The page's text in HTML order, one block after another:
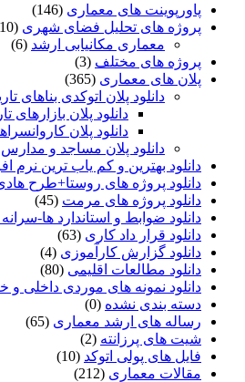
پاورپوینت های معماری (146)
پروژه های تحلیل فضای شهری (10)
معماری مکانیابی ارشد (6)
پروژه های مختلف (3)
پلان های معماری (365)
دانلود پلان اتوکدی بناهای
دانلود پلان بازارهای
دانلود پلان
دانلود پلان مساجد و مدارس
دانلود بهترین و کم یاب ترین نرم
دانلود پروژه های روستا+طرح
دانلود پروژه های مرمت (45)
دانلود ضوابط و استاندارد ها-
دانلود قرار داد کاری (63)
دانلود گزارش کارآموزی (4)
دانلود مطالعات اقلیمی (80)
دانلود نمونه های موردی داخلی و
دسته بندی نشده (0)
رساله های ارشد معماری (65)
شیت های پرزانته (2)
فایل های پولی اتوکد (10)
مقالات معماری (212)